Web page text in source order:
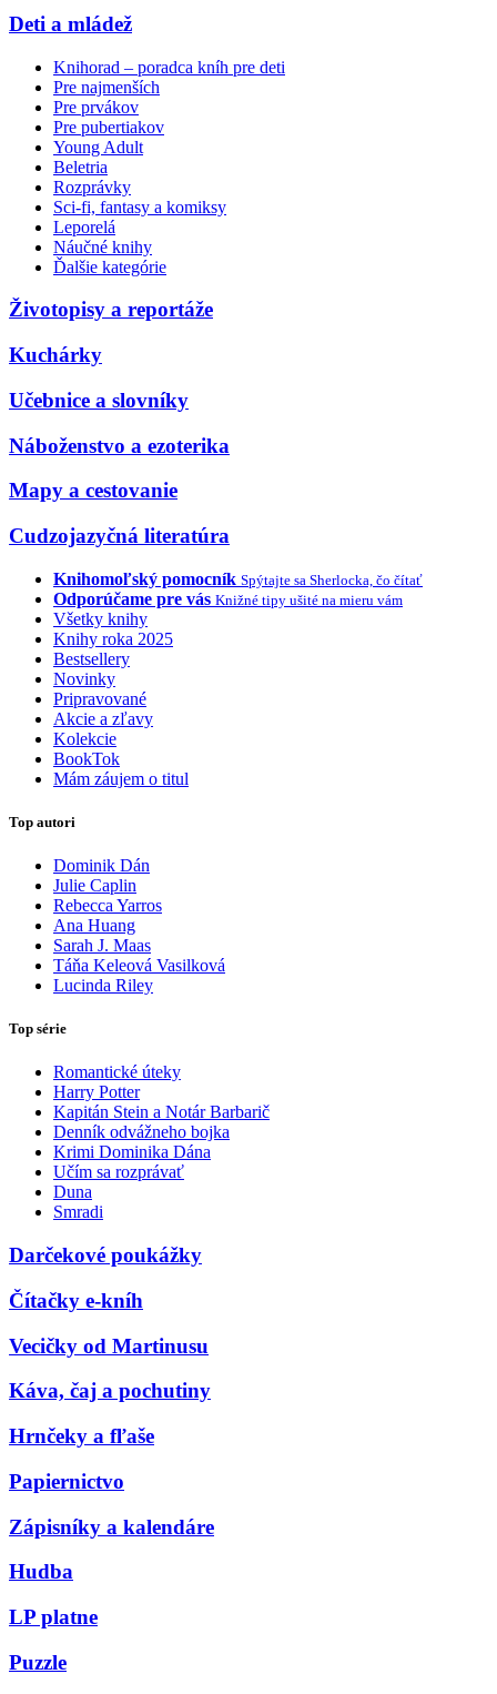
Deti a mládež
Knihorad – poradca kníh pre deti
Pre najmenších
Pre prvákov
Pre pubertiakov
Young Adult
Beletria
Rozprávky
Sci-fi, fantasy a komiksy
Leporelá
Náučné knihy
Ďalšie kategórie
Životopisy a reportáže
Kuchárky
Učebnice a slovníky
Náboženstvo a ezoterika
Mapy a cestovanie
Cudzojazyčná literatúra
Knihomoľský pomocník Spýtajte sa Sherlocka, čo čítať
Odporúčame pre vás Knižné tipy ušité na mieru vám
Všetky knihy
Knihy roka 2025
Bestsellery
Novinky
Pripravované
Akcie a zľavy
Kolekcie
BookTok
Mám záujem o titul
Top autori
Dominik Dán
Julie Caplin
Rebecca Yarros
Ana Huang
Sarah J. Maas
Táňa Keleová Vasilková
Lucinda Riley
Top série
Romantické úteky
Harry Potter
Kapitán Stein a Notár Barbarič
Denník odvážneho bojka
Krimi Dominika Dána
Učím sa rozprávať
Duna
Smradi
Darčekové poukážky
Čítačky e-kníh
Vecičky od Martinusu
Káva, čaj a pochutiny
Hrnčeky a fľaše
Papiernictvo
Zápisníky a kalendáre
Hudba
LP platne
Puzzle